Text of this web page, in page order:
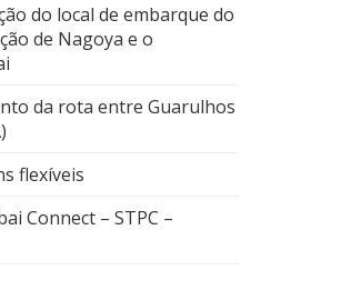
do local de embarque do
de Nagoya e o
da rota entre Guarulhos
flexíveis
Connect – STPC –